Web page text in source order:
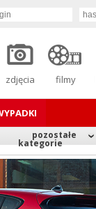
zdjęcia filmy
pozostałe
kategorie